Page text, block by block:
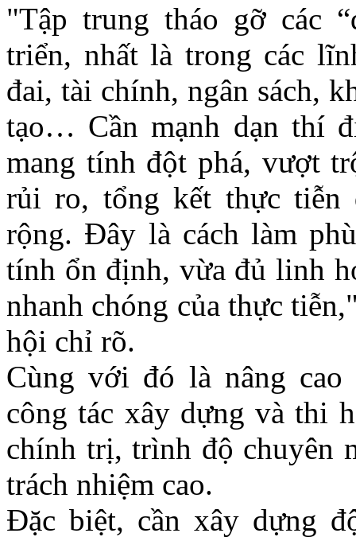
"Tập trung tháo gỡ các
triển, nhất là trong các
đai, tài chính, ngân sách,
tạo… Cần mạnh dạn thí
mang tính đột phá, vượt
rủi ro, tổng kết thực tiễn
rộng. Đây là cách làm
tính ổn định, vừa đủ linh
nhanh chóng của thực
hội chỉ rõ.
Cùng với đó là nâng
công tác xây dựng và thi
chính trị, trình độ chuyên
trách nhiệm cao.
Đặc biệt, cần xây dựng